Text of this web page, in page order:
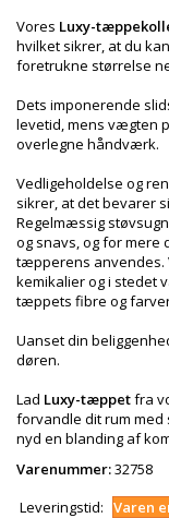
Vores Luxy-
hvilket sikrer, at du
foretrukne størrelse
Dets imponerende
levetid, mens vægten
overlegne håndværk.
Vedligeholdelse og
sikrer, at det bevarer
Regelmæssig
og snavs, og for mere
tæpperens anvendes.
kemikalier og i stedet
tæppets fibre og
Uanset din
døren.
Lad Luxy-tæppetfra
forvandle dit rum med
nyd en blanding af
Varenummer:32758
Leveringstid: Varen